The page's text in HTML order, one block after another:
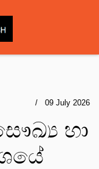
09 July 2026
හා